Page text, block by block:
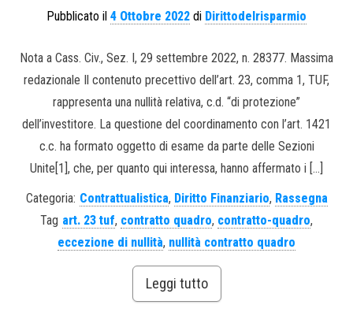
Pubblicato il 4 Ottobre 2022 di Dirittodelrisparmio
Nota a Cass. Civ., Sez. I, 29 settembre 2022, n. 28377. Massima
redazionale Il contenuto precettivo dell’art. 23, comma 1, TUF,
rappresenta una nullità relativa, c.d. “di protezione”
dell’investitore. La questione del coordinamento con l’art. 1421
c.c. ha formato oggetto di esame da parte delle Sezioni
Unite[1], che, per quanto qui interessa, hanno affermato i […]
Categoria: Contrattualistica, Diritto Finanziario, Rassegna
Tag art. 23 tuf, contratto quadro, contratto-quadro,
eccezione di nullità, nullità contratto quadro
Leggi tutto